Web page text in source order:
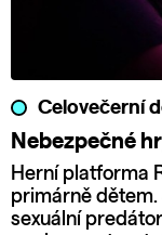
Celovečerní
Nebezpečné
Herní platforma
primárně dětem.
sexuální